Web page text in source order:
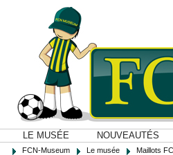
LE MUSÉE NOUVEAUTÉS
FCN-Museum Le musée Maillots